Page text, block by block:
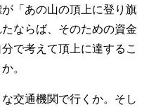
「あの山の頂上に登り旗
ならば、そのための資金
で考えて頂上に達するこ
。
交通機関で行くか。そし